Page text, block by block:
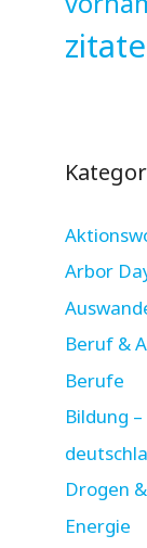
zitate
Arbor
Beruf &
Berufe
Bildung
Drogen
Energie